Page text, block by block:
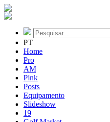
PT
Home
Pro
AM
Pink
Posts
Equipamento
Slideshow
19